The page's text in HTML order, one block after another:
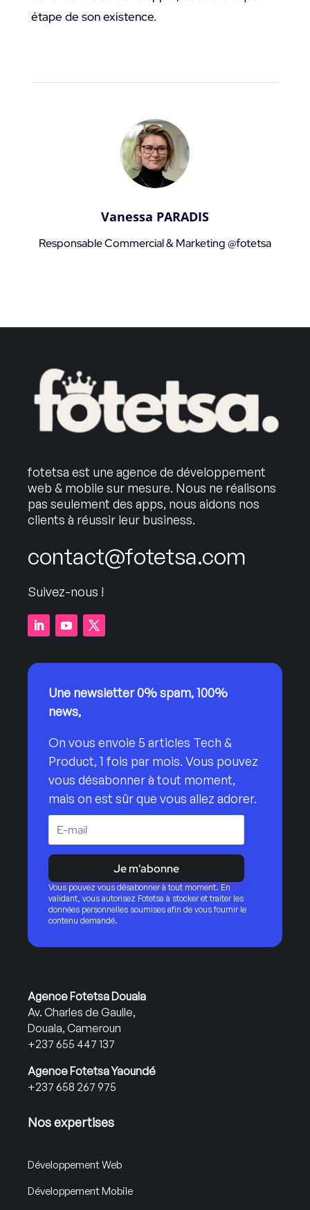
étape de son existence.
Vanessa PARADIS
Responsable Commercial & Marketing @fotetsa
fotetsa est une agence de développement
web & mobile sur mesure. Nous ne réalisons
pas seulement des apps, nous aidons nos
clients à réussir leur business.
contact@fotetsa.com
Suivez-nous !
Une newsletter 0% spam, 100%
news,
On vous envoie 5 articles Tech &
Product, 1 fois par mois. Vous pouvez
vous désabonner à tout moment,
mais on est sûr que vous allez adorer.
Je m'abonne
Vous pouvez vous désabonner à tout moment. En
validant, vous autorisez Fotetsa à stocker et traiter les
données personnelles soumises afin de vous fournir le
contenu demandé.
Agence Fotetsa Douala
Av. Charles de Gaulle,
Douala, Cameroun
+237 655 447 137
Agence Fotetsa Yaoundé
+237 658 267 975
Nos expertises
Développement Web
Développement Mobile